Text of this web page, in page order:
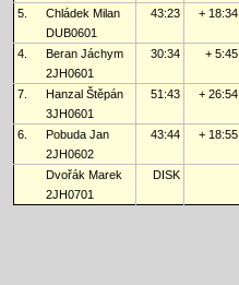
5.
Chládek Milan 43:23 + 18:34
DUB0601
4.
Beran Jáchym 30:34 + 5:45
2JH0601
7.
Hanzal Štěpán 51:43 + 26:54
3JH0601
6.
Pobuda Jan 43:44 + 18:55
2JH0602
Dvořák Marek
DISK
2JH0701